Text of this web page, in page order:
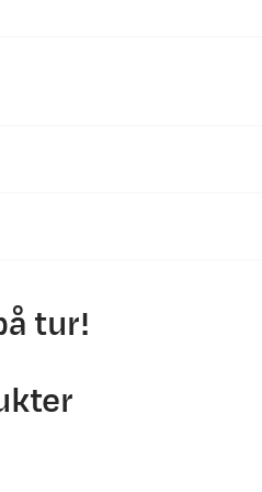
PFAS er en
tur!